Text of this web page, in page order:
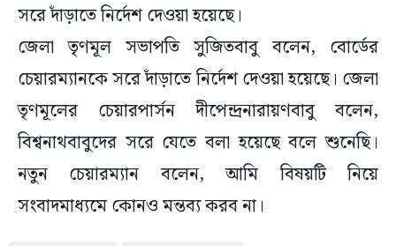
সরে দাঁড়াতে নির্দেশ দেওয়া হয়েছে।
জেলা তৃণমূল সভাপতি সুজিতবাবু বলেন, বোর্ডের
চেয়ারম্যানকে সরে দাঁড়াতে নির্দেশ দেওয়া হয়েছে। জেলা
তৃণমূলের চেয়ারপার্সন দীপেন্দ্রনারায়ণবাবু বলেন,
বিশ্বনাথবাবুদের সরে যেতে বলা হয়েছে বলে শুনেছি।
নতুন চেয়ারম্যান বলেন, আমি বিষয়টি নিয়ে
সংবাদমাধ্যমে কোনও মন্তব্য করব না।